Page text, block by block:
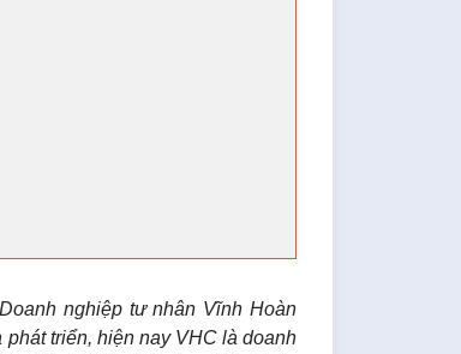
nghiệp tư nhân Vĩnh Hoàn
triển, hiện nay VHC là doanh